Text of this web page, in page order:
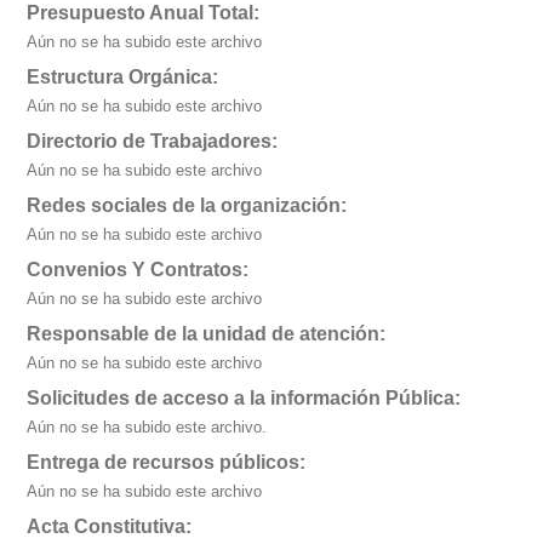
Presupuesto Anual Total:
Aún no se ha subido este archivo
Estructura Orgánica:
Aún no se ha subido este archivo
Directorio de Trabajadores:
Aún no se ha subido este archivo
Redes sociales de la organización:
Aún no se ha subido este archivo
Convenios Y Contratos:
Aún no se ha subido este archivo
Responsable de la unidad de atención:
Aún no se ha subido este archivo
Solicitudes de acceso a la información Pública:
Aún no se ha subido este archivo.
Entrega de recursos públicos:
Aún no se ha subido este archivo
Acta Constitutiva: